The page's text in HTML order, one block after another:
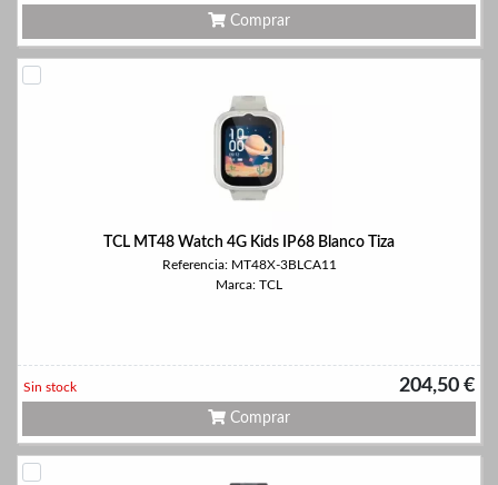
Comprar
TCL MT48 Watch 4G Kids IP68 Blanco Tiza
Referencia: MT48X-3BLCA11
Marca: TCL
204,50 €
Sin stock
Comprar